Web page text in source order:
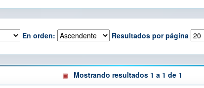
En orden: Resultados por página
Mostrando resultados 1 a 1 de 1